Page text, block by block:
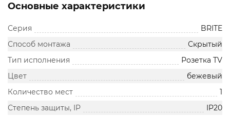
Основные характеристики
Серия
BRITE
Способ монтажа
Скрытый
Тип исполнения
Розетка TV
Цвет
бежевый
Количество мест
1
Степень защиты, IP
IP20